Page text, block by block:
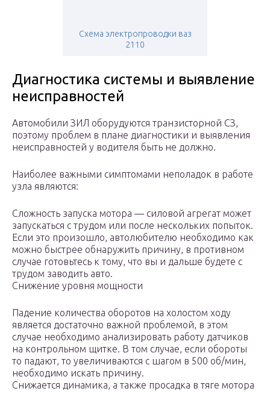
Схема электропроводки ваз
2110
Диагностика системы и выявление
неисправностей
Автомобили ЗИЛ оборудуются транзисторной СЗ,
поэтому проблем в плане диагностики и выявления
неисправностей у водителя быть не должно.
Наиболее важными симптомами неполадок в работе
узла являются:
Сложность запуска мотора — силовой агрегат может
запускаться с трудом или после нескольких попыток.
Если это произошло, автолюбителю необходимо как
можно быстрее обнаружить причину, в противном
случае готовьтесь к тому, что вы и дальше будете с
трудом заводить авто.
Снижение уровня мощности
Падение количества оборотов на холостом ходу
является достаточно важной проблемой, в этом
случае необходимо анализировать работу датчиков
на контрольном щитке. В том случае, если обороты
то падают, то увеличиваются с шагом в 500 об/мин,
необходимо искать причину.
Снижается динамика, а также просадка в тяге мотора